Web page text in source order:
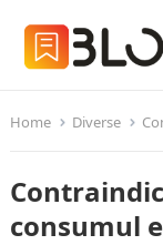
Home Diverse
consumul